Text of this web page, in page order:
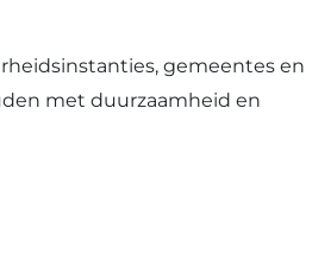
gemeentes en
met duurzaamheid en